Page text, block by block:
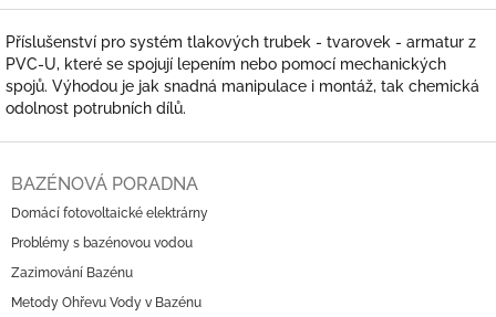
Příslušenství pro systém tlakových trubek - tvarovek - armatur z
PVC-U, které se spojují lepením nebo pomocí mechanických
spojů. Výhodou je jak snadná manipulace i montáž, tak chemická
odolnost potrubních dílů.
BAZÉNOVÁ PORADNA
Domácí fotovoltaické elektrárny
Problémy s bazénovou vodou
Zazimování Bazénu
Metody Ohřevu Vody v Bazénu